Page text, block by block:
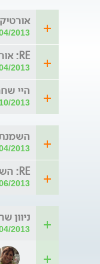
22/04/2013 | 22:48
RE: אורטיקריה כרונית
30/04/2013 | 17:41 | מאת:
היי
10/10/2013 | 23:05 |
22/04/2013 | 21:33
RE: השמנת יתר
11/06/2013 | 16:40 | מאת:
ניוון
22/04/2013 | 21:27 |